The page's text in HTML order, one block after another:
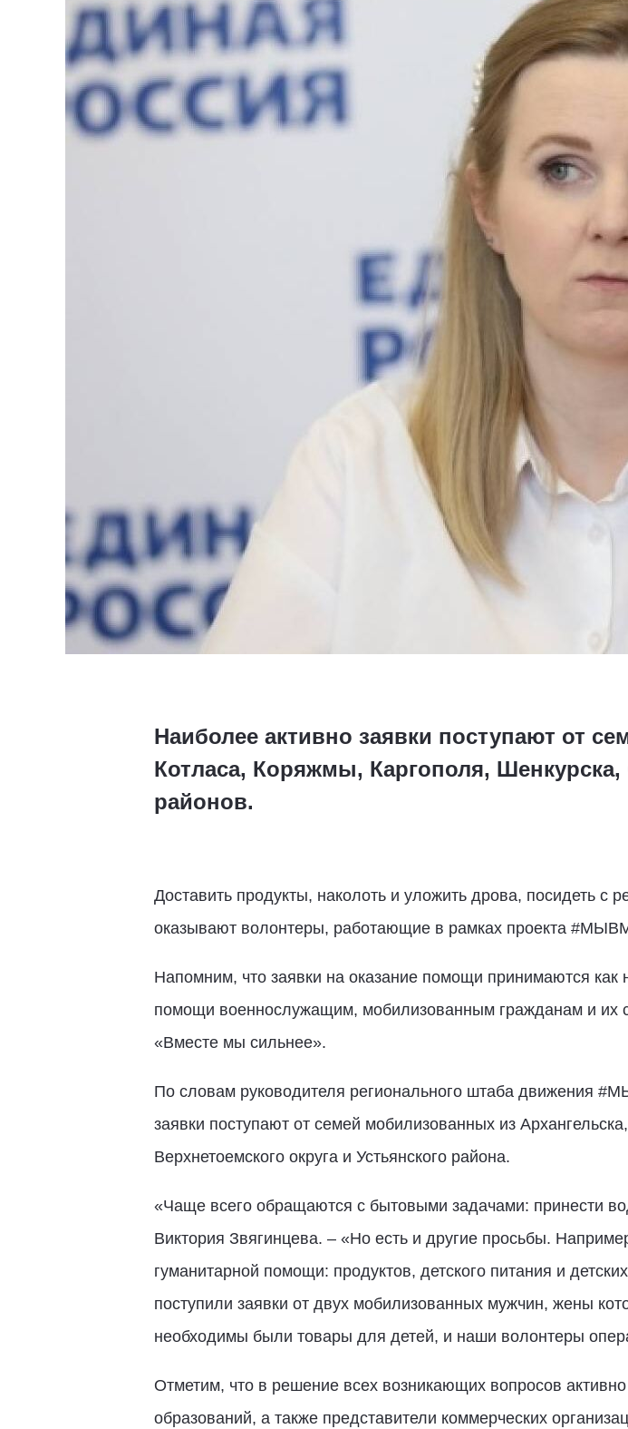
Наиболее активно заявки поступают от
Котласа, Коряжмы, Каргополя, Шенкурска,
районов.
Доставить продукты, наколоть и уложить дрова, посидеть с
оказывают волонтеры, работающие в рамках проекта
Напомним, что заявки на оказание помощи принимаются
помощи военнослужащим, мобилизованным гражданам и их
«Вместе мы сильнее».
По словам руководителя регионального штаба движения
заявки поступают от семей мобилизованных из
Верхнетоемского округа и Устьянского района.
«Чаще всего обращаются с бытовыми задачами: принести
Виктория Звягинцева. – «Но есть и другие просьбы.
гуманитарной помощи: продуктов, детского питания и
поступили заявки от двух мобилизованных мужчин, жены
необходимы были товары для детей, и наши волонтеры
Отметим, что в решение всех возникающих вопросов
образований, а также представители коммерческих